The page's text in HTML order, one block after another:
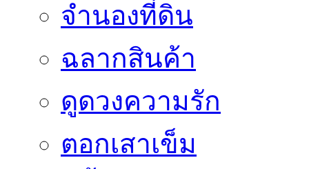
จำนองที่ดิน
ฉลากสินค้า
ดูดวงความรัก
ตอกเสาเข็ม